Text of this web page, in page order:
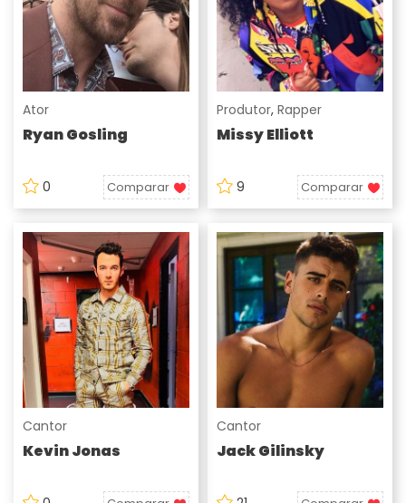
Ator
Ryan Gosling
0 Comparar
Produtor, Rapper
Missy Elliott
9 Comparar
Cantor
Kevin Jonas
Cantor
Jack Gilinsky